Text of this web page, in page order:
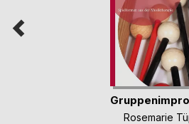
Rosemarie